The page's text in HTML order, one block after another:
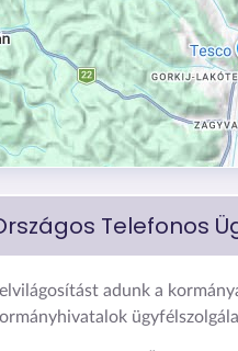
Telefonos
adunk a